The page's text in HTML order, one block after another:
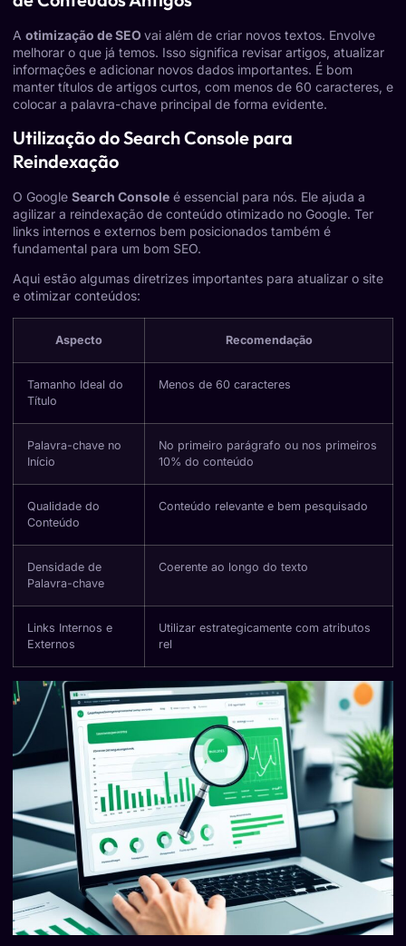
A otimização de SEO vai além de criar novos textos. Envolve
melhorar o que já temos. Isso significa revisar artigos, atualizar
informações e adicionar novos dados importantes. É bom
manter títulos de artigos curtos, com menos de 60 caracteres, e
colocar a palavra-chave principal de forma evidente.
Utilização do Search Console para
Reindexação
O Google Search Console é essencial para nós. Ele ajuda a
agilizar a reindexação de conteúdo otimizado no Google. Ter
links internos e externos bem posicionados também é
fundamental para um bom SEO.
Aqui estão algumas diretrizes importantes para atualizar o site
e otimizar conteúdos:
Aspecto Recomendação
Tamanho Ideal do
Título
Menos de 60 caracteres
Palavra-chave no
Início
No primeiro parágrafo ou nos primeiros
10% do conteúdo
Qualidade do
Conteúdo
Conteúdo relevante e bem pesquisado
Densidade de
Palavra-chave
Coerente ao longo do texto
Links Internos e
Externos
Utilizar estrategicamente com atributos
rel